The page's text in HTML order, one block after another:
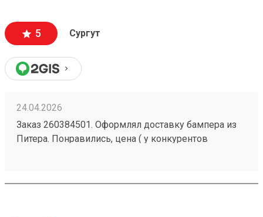
5 Сургут
24.04.2026
Заказ 260384501. Оформлял доставку бампера из
Питера. Понравились, цена ( у конкурентов
это местонахождение тк.